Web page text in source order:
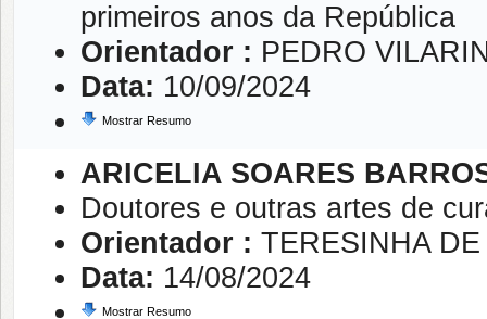
primeiros anos da República
Orientador : PEDRO
Data: 10/09/2024
Mostrar Resumo
ARICELIA SOARES
Doutores e outras artes de
Orientador : TERESINHA
Data: 14/08/2024
Mostrar Resumo